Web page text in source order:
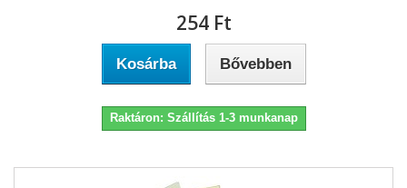
254 Ft‎
Kosárba Bővebben
Raktáron: Szállítás 1-3 munkanap